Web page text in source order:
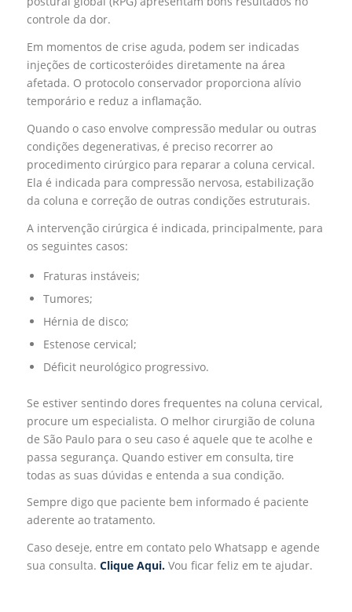
controle da dor.
Em momentos de crise aguda, podem ser indicadas
injeções de corticosteróides diretamente na área
afetada. O protocolo conservador proporciona alívio
temporário e reduz a inflamação.
Quando o caso envolve compressão medular ou outras
condições degenerativas, é preciso recorrer ao
procedimento cirúrgico para reparar a coluna cervical.
Ela é indicada para compressão nervosa, estabilização
da coluna e correção de outras condições estruturais.
A intervenção cirúrgica é indicada, principalmente, para
os seguintes casos:
Fraturas instáveis;
Tumores;
Hérnia de disco;
Estenose cervical;
Déficit neurológico progressivo.
Se estiver sentindo dores frequentes na coluna cervical,
procure um especialista. O melhor cirurgião de coluna
de São Paulo para o seu caso é aquele que te acolhe e
passa segurança. Quando estiver em consulta, tire
todas as suas dúvidas e entenda a sua condição.
Sempre digo que paciente bem informado é paciente
aderente ao tratamento.
Caso deseje, entre em contato pelo Whatsapp e agende
sua consulta. Clique Aqui. Vou ficar feliz em te ajudar.